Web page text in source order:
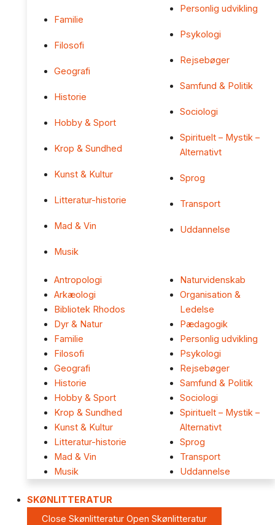
Familie
Filosofi
Geografi
Historie
Hobby & Sport
Krop & Sundhed
Kunst & Kultur
Litteratur-historie
Mad & Vin
Musik
Personlig udvikling
Psykologi
Rejsebøger
Samfund & Politik
Sociologi
Spirituelt – Mystik –
Alternativt
Sprog
Transport
Uddannelse
Antropologi
Arkæologi
Bibliotek Rhodos
Dyr & Natur
Familie
Filosofi
Geografi
Historie
Hobby & Sport
Krop & Sundhed
Kunst & Kultur
Litteratur-historie
Mad & Vin
Musik
Naturvidenskab
Organisation &
Ledelse
Pædagogik
Personlig udvikling
Psykologi
Rejsebøger
Samfund & Politik
Sociologi
Spirituelt – Mystik –
Alternativt
Sprog
Transport
Uddannelse
SKØNLITTERATUR
Close Skønlitteratur Open Skønlitteratur